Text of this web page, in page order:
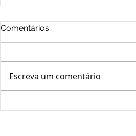
Comentários
Escreva um comentário